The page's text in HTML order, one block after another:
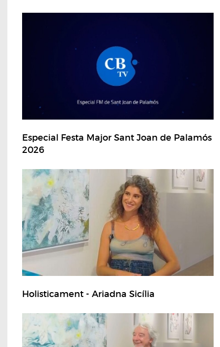
Especial Festa Major Sant Joan de Palamós
2026
Holisticament - Ariadna Sicília